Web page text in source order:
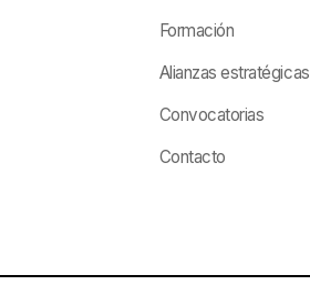
Formación
Alianzas estratégicas
Convocatorias
Contacto